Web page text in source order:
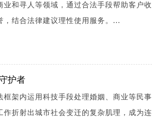
和寻人等领域，通过合法手段帮助客户收
结合法律建议理性使用服务。...
护者
架内运用科技手段处理婚姻、商业等民事
折射出城市社会变迁的复杂肌理，成为连